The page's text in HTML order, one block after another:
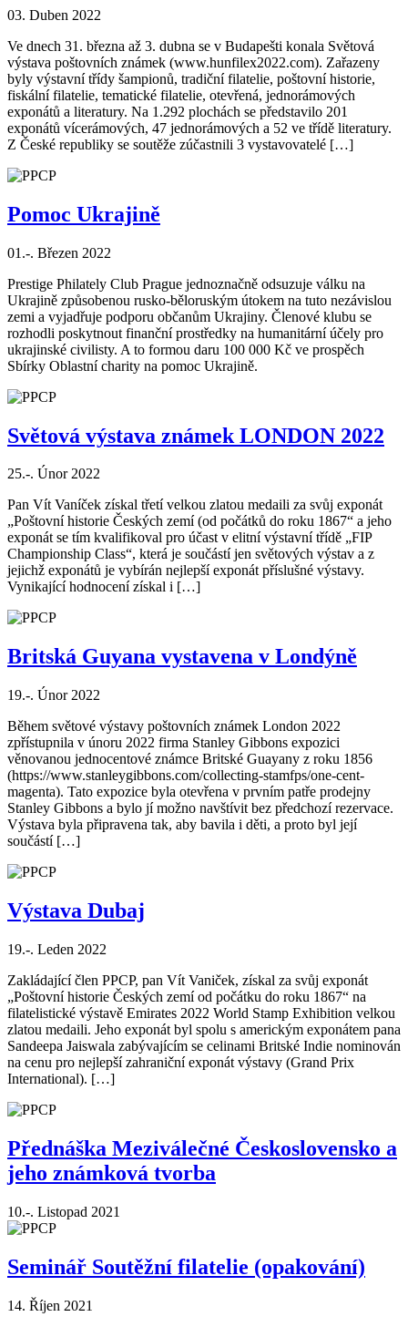
03. Duben 2022
Ve dnech 31. března až 3. dubna se v Budapešti konala Světová
výstava poštovních známek (www.hunfilex2022.com). Zařazeny
byly výstavní třídy šampionů, tradiční filatelie, poštovní historie,
fiskální filatelie, tematické filatelie, otevřená, jednorámových
exponátů a literatury. Na 1.292 plochách se představilo 201
exponátů vícerámových, 47 jednorámových a 52 ve třídě literatury.
Z České republiky se soutěže zúčastnili 3 vystavovatelé […]
Pomoc Ukrajině
01.-. Březen 2022
Prestige Philately Club Prague jednoznačně odsuzuje válku na
Ukrajině způsobenou rusko-běloruským útokem na tuto nezávislou
zemi a vyjadřuje podporu občanům Ukrajiny. Členové klubu se
rozhodli poskytnout finanční prostředky na humanitární účely pro
ukrajinské civilisty. A to formou daru 100 000 Kč ve prospěch
Sbírky Oblastní charity na pomoc Ukrajině.
Světová výstava známek LONDON 2022
25.-. Únor 2022
Pan Vít Vaníček získal třetí velkou zlatou medaili za svůj exponát
„Poštovní historie Českých zemí (od počátků do roku 1867“ a jeho
exponát se tím kvalifikoval pro účast v elitní výstavní třídě „FIP
Championship Class“, která je součástí jen světových výstav a z
jejichž exponátů je vybírán nejlepší exponát příslušné výstavy.
Vynikající hodnocení získal i […]
Britská Guyana vystavena v Londýně
19.-. Únor 2022
Během světové výstavy poštovních známek London 2022
zpřístupnila v únoru 2022 firma Stanley Gibbons expozici
věnovanou jednocentové známce Britské Guayany z roku 1856
(https://www.stanleygibbons.com/collecting-stamfps/one-cent-
magenta). Tato expozice byla otevřena v prvním patře prodejny
Stanley Gibbons a bylo jí možno navštívit bez předchozí rezervace.
Výstava byla připravena tak, aby bavila i děti, a proto byl její
součástí […]
Výstava Dubaj
19.-. Leden 2022
Zakládající člen PPCP, pan Vít Vaniček, získal za svůj exponát
„Poštovní historie Českých zemí od počátku do roku 1867“ na
filatelistické výstavě Emirates 2022 World Stamp Exhibition velkou
zlatou medaili. Jeho exponát byl spolu s americkým exponátem pana
Sandeepa Jaiswala zabývajícím se celinami Britské Indie nominován
na cenu pro nejlepší zahraniční exponát výstavy (Grand Prix
International). […]
Přednáška Meziválečné Československo a
jeho známková tvorba
10.-. Listopad 2021
Seminář Soutěžní filatelie (opakování)
14. Říjen 2021